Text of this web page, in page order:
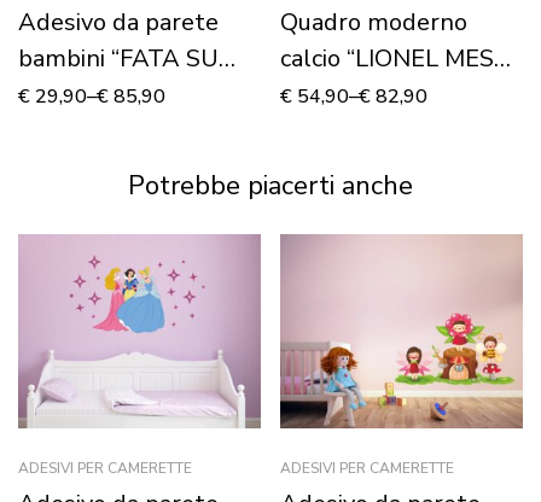
Adesivo da parete
bambini “FATA SU
LUNA” – Adesivo
€ 29,90–€85,90
Quadro moderno
calcio “LIONEL MESSI
CAMPIONE” –
€ 54,90–€82,90
Potrebbe piacerti anche
ADESIVI PER CAMERETTE ADESIVI PER CAMERETTE